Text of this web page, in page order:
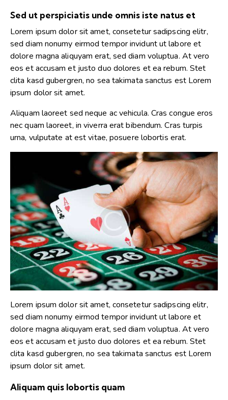
Sed ut perspiciatis unde omnis iste natus et
Lorem ipsum dolor sit amet, consetetur sadipscing elitr,
sed diam nonumy eirmod tempor invidunt ut labore et
dolore magna aliquyam erat, sed diam voluptua. At vero
eos et accusam et justo duo dolores et ea rebum. Stet
clita kasd gubergren, no sea takimata sanctus est Lorem
ipsum dolor sit amet.
Aliquam laoreet sed neque ac vehicula. Cras congue eros
nec quam laoreet, in viverra erat bibendum. Cras turpis
urna, vulputate at est vitae, posuere lobortis erat.
Lorem ipsum dolor sit amet, consetetur sadipscing elitr,
sed diam nonumy eirmod tempor invidunt ut labore et
dolore magna aliquyam erat, sed diam voluptua. At vero
eos et accusam et justo duo dolores et ea rebum. Stet
clita kasd gubergren, no sea takimata sanctus est Lorem
ipsum dolor sit amet.
Aliquam quis lobortis quam